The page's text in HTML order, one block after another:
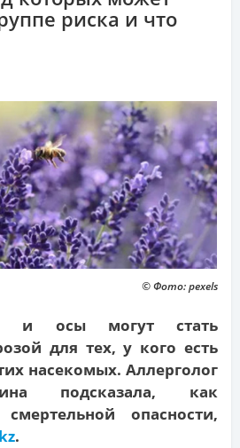
риска и что
© Фото: pexels
и осы могут стать
для тех, у кого есть
насекомых. Аллерголог
подсказала, как
опасности,
.